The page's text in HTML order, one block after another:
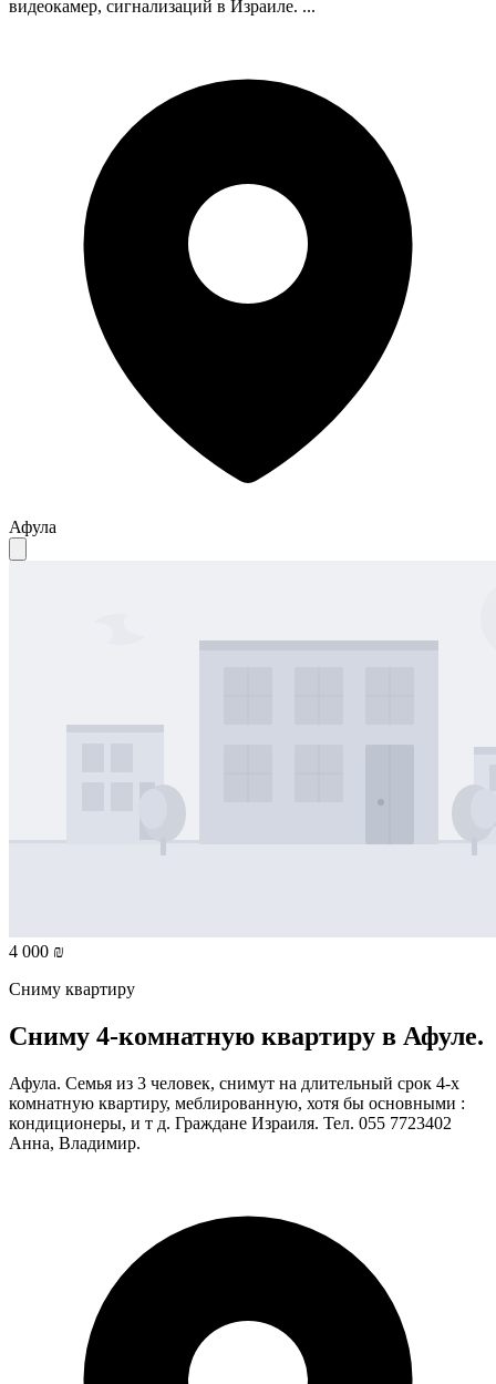
видеокамер, сигнализаций в Израиле. ...
Афула
4 000 ₪
Сниму квартиру
Сниму 4-комнатную квартиру в Афуле.
Афула. Семья из 3 человек, снимут на длительный срок 4-х
комнатную квартиру, меблированную, хотя бы основными :
кондиционеры, и т д. Граждане Израиля. Тел. 055 7723402
Анна, Владимир.